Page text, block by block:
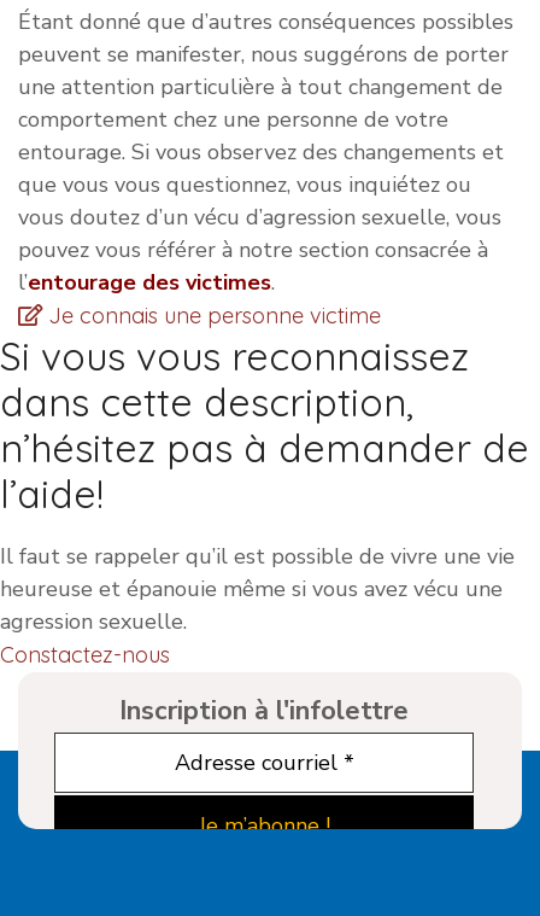
Étant donné que d’autres conséquences possibles
peuvent se manifester, nous suggérons de porter
une attention particulière à tout changement de
comportement chez une personne de votre
entourage. Si vous observez des changements et
que vous vous questionnez, vous inquiétez ou
vous doutez d’un vécu d’agression sexuelle, vous
pouvez vous référer à notre section consacrée à
l’entourage des victimes.
Je connais une personne victime
Si vous vous reconnaissez
dans cette description,
n’hésitez pas à demander de
l’aide!
Il faut se rappeler qu’il est possible de vivre une vie
heureuse et épanouie même si vous avez vécu une
agression sexuelle.
Constactez-nous
Inscription à l'infolettre